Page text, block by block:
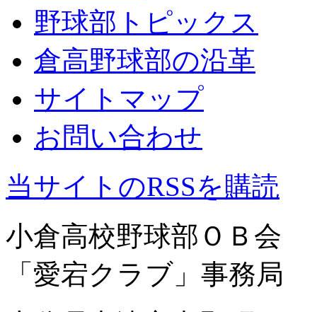
野球部トピックス
倉高野球部の沿革
サイトマップ
お問い合わせ
当サイトのRSSを購読
小倉高校野球部ＯＢ会
「愛宕クラブ」事務局